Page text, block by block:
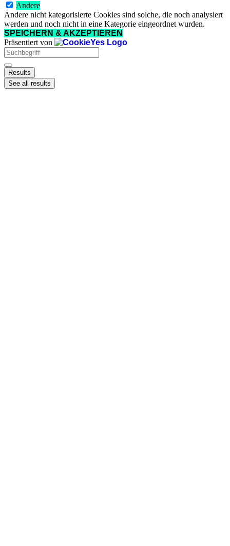
Andere
Andere nicht kategorisierte Cookies sind solche, die noch analysiert
werden und noch nicht in eine Kategorie eingeordnet wurden.
SPEICHERN & AKZEPTIEREN
Präsentiert von
Search
...
Results
See all results